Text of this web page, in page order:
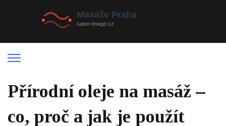
Přírodní oleje na masáž –
co, proč a jak je použít